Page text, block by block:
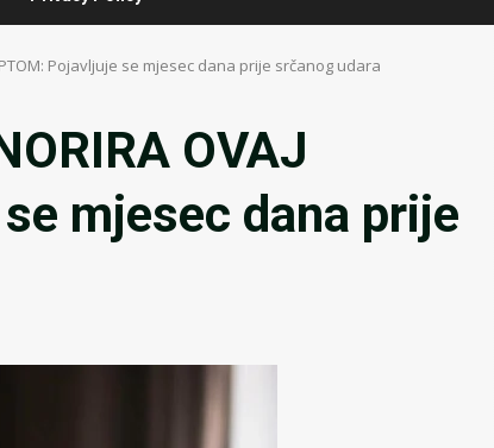
Pojavljuje se mjesec dana prije srčanog udara
OVAJ
mjesec dana prije